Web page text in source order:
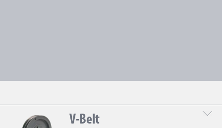
V-Belt